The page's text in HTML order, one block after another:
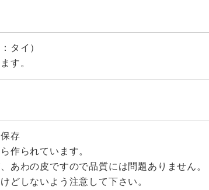
タイ）
す。
存
作られています。
あわの皮ですので品質には問題ありません。
どしないよう注意して下さい。